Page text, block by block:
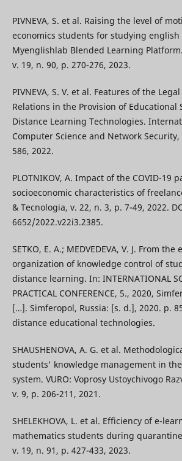
PIVNEVA, S. et al. Raising the level of
economics students for studying
Myenglishlab Blended Learning
v. 19, n. 90, p. 270-276, 2023.
PIVNEVA, S. V. et al. Features of the
Relations in the Provision of Educational
Distance Learning Technologies.
Computer Science and Network Security,
586, 2022.
PLOTNIKOV, A. Impact of the COVID-19
socioeconomic characteristics of
& Tecnologia, v. 22, n. 3, p. 7-49, 2022.
6652/2022.v22i3.2385.
SETKO, E. A.; MEDVEDEVA, V. J. From
organization of knowledge control of
distance learning. In: INTERNATIONAL
PRACTICAL CONFERENCE, 5., 2020,
[…]. Simferopol, Russia: [s. d.], 2020. p.
distance educational technologies.
SHAUSHENOVA, A. G. et al.
students' knowledge management in
system. VURO: Voprosy Ustoychivogo
v. 9, p. 206-211, 2021.
SHELEKHOVA, L. et al. Efficiency of e-
mathematics students during
v. 19, n. 91, p. 427-433, 2023.